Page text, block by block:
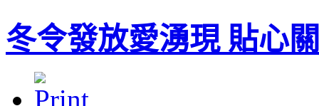
冬令發放愛湧現 貼心